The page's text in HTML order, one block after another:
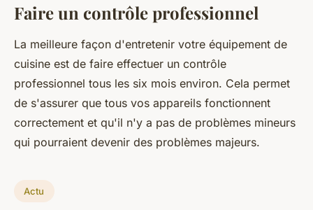
Faire un contrôle professionnel
La meilleure façon d'entretenir votre équipement de
cuisine est de faire effectuer un contrôle
professionnel tous les six mois environ. Cela permet
de s'assurer que tous vos appareils fonctionnent
correctement et qu'il n'y a pas de problèmes mineurs
qui pourraient devenir des problèmes majeurs.
Actu